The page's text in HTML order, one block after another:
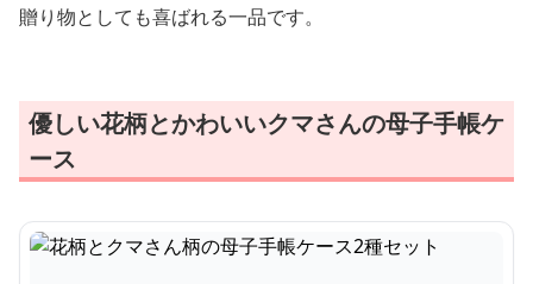
贈り物としても喜ばれる一品です。
優しい花柄とかわいいクマさんの母子手帳ケ
ース